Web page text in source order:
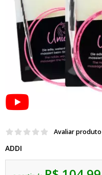
Avaliar produto
ADDI